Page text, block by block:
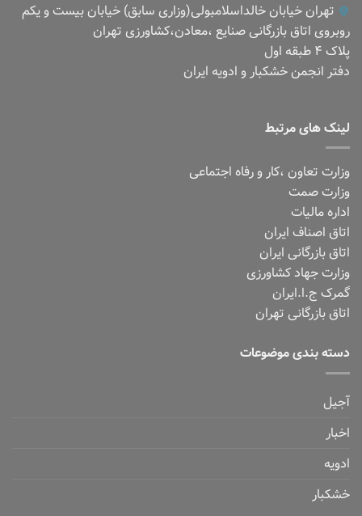
تهران خیابان خالداسلامبولی(وزاری سابق) خیابان بیست و یکم
روبروی اتاق بازرگانی صنایع ،معادن،کشاورزی تهران
پلاک ۴ طبقه اول
دفتر انجمن خشکبار و ادویه ایران
لینک های مرتبط
وزارت تعاون ،کار و رفاه اجتماعی
وزارت صمت
اداره مالیات
اتاق اصناف ایران
اتاق بازرگانی ایران
وزارت جهاد کشاورزی
گمرک ج.ا.ایران
اتاق بازرگانی تهران
دسته بندی موضوعات
آجیل
اخبار
ادویه
خشکبار